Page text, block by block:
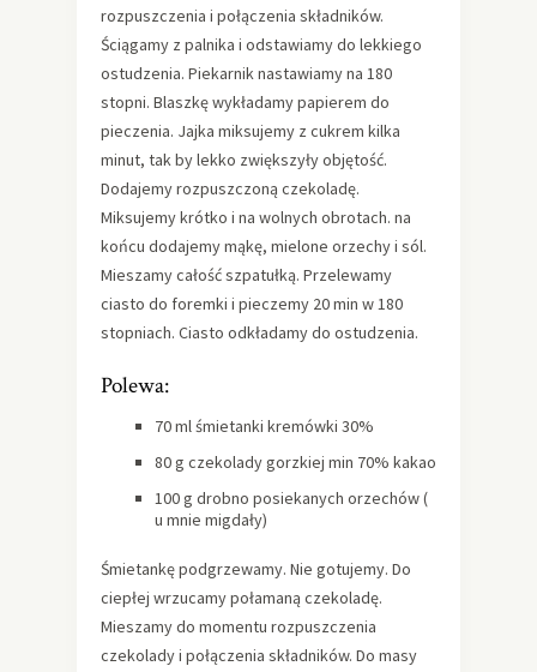
rozpuszczenia i połączenia składników.
Ściągamy z palnika i odstawiamy do lekkiego
ostudzenia. Piekarnik nastawiamy na 180
stopni. Blaszkę wykładamy papierem do
pieczenia. Jajka miksujemy z cukrem kilka
minut, tak by lekko zwiększyły objętość.
Dodajemy rozpuszczoną czekoladę.
Miksujemy krótko i na wolnych obrotach. na
końcu dodajemy mąkę, mielone orzechy i sól.
Mieszamy całość szpatułką. Przelewamy
ciasto do foremki i pieczemy 20 min w 180
stopniach. Ciasto odkładamy do ostudzenia.
Polewa:
70 ml śmietanki kremówki 30%
80 g czekolady gorzkiej min 70% kakao
100 g drobno posiekanych orzechów (
u mnie migdały)
Śmietankę podgrzewamy. Nie gotujemy. Do
ciepłej wrzucamy połamaną czekoladę.
Mieszamy do momentu rozpuszczenia
czekolady i połączenia składników. Do masy